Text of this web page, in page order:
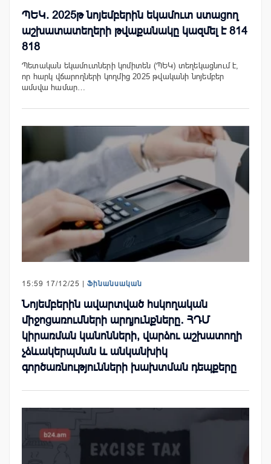
ՊԵԿ. 2025թ նոյեմբերին եկամուտ ստացող
աշխատատեղերի թվաքանակը կազմել է 814
818
Պետական եկամուտների կոմիտեն (ՊԵԿ) տեղեկացնում է,
որ հարկ վճարողների կողմից 2025 թվականի նոյեմբեր
ամսվա համար…
15:59 17/12/25 | Ֆինանսական
Նոյեմբերին ավարտված հսկողական
միջոցառումների արդյունքները․ ՀԴՄ
կիրառման կանոնների, վարձու աշխատողի
չձևակերպման և անկանխիկ
գործառնությունների խախտման դեպքերը